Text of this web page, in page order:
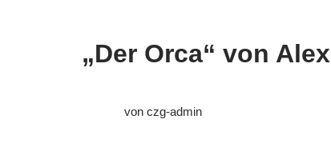
„Der Orca“ von
von czg-admin